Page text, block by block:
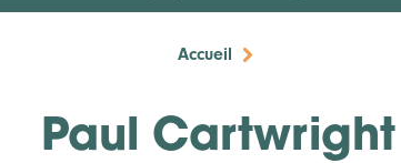
Accueil
Paul Cartwright